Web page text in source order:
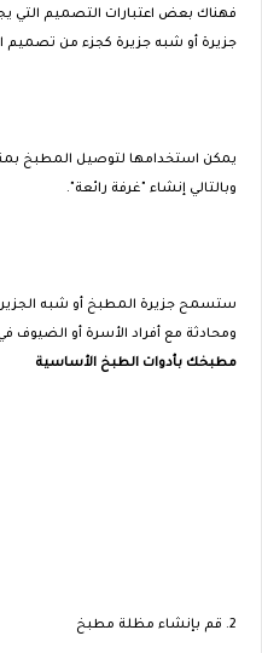
فهناك بعض اعتبارات التصميم التي
جزيرة أو شبه جزيرة كجزء من تصميم
يمكن استخدامها لتوصيل المطبخ
وبالتالي إنشاء "غرفة رائعة".
ستسمح جزيرة المطبخ أو شبه الجزيرة
ومحادثة مع أفراد الأسرة أو الضيوف
مطبخك بأدوات الطبخ الأساسية